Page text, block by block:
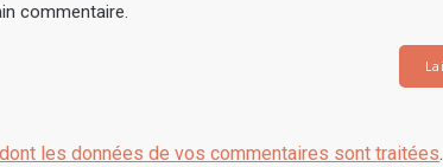
commentaire.
les données de vos commentaires sont traitées.